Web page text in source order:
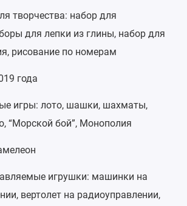
творчества: набор для
для лепки из глины, набор для
, рисование по номерам
года
игры:лото, шашки, шахматы,
, “Морской бой”, Монополия
игрушки: машинки на
, вертолет на радиоуправлении,